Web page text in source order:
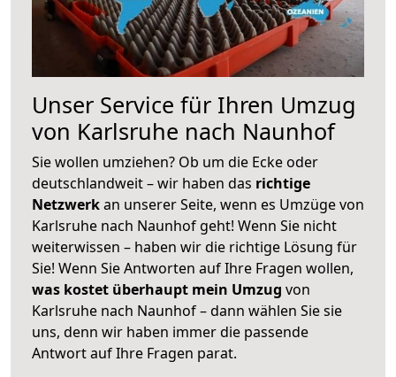
Unser Service für Ihren Umzug
von Karlsruhe nach Naunhof
Sie wollen umziehen? Ob um die Ecke oder
deutschlandweit – wir haben das richtige
Netzwerkan unserer Seite, wenn es Umzüge von
Karlsruhe nach Naunhof geht! Wenn Sie nicht
weiterwissen – haben wir die richtige Lösung für
Sie! Wenn Sie Antworten auf Ihre Fragen wollen,
was kostet überhaupt mein Umzug von
Karlsruhe nach Naunhof – dann wählen Sie sie
uns, denn wir haben immer die passende
Antwort auf Ihre Fragen parat.